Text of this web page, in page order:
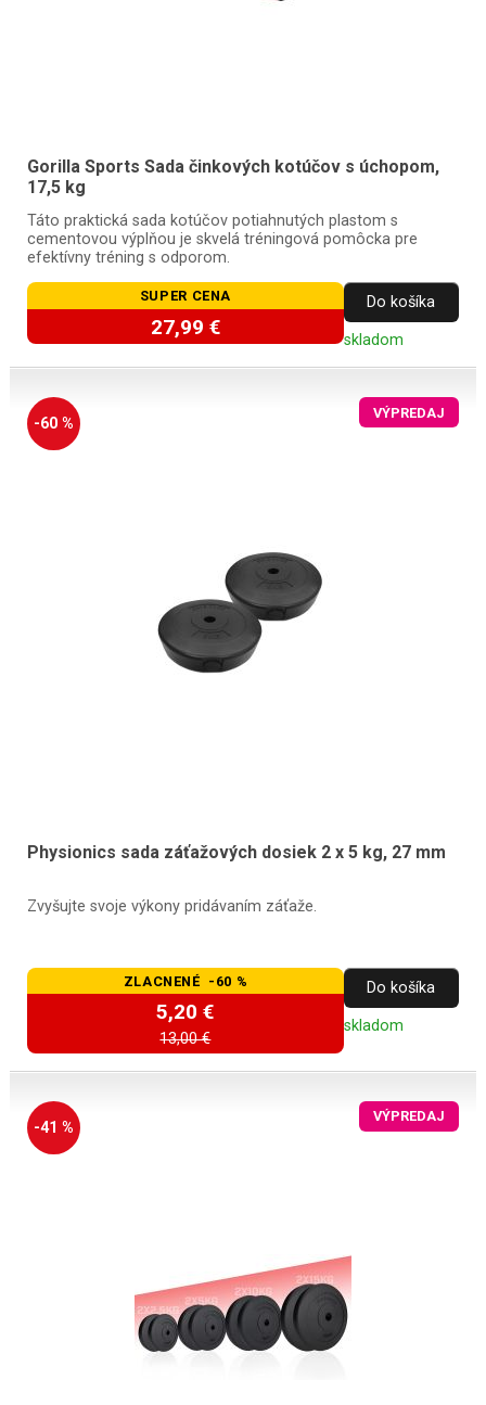
Gorilla Sports Sada činkových kotúčov s úchopom,
17,5 kg
Táto praktická sada kotúčov potiahnutých plastom s
cementovou výplňou je skvelá tréningová pomôcka pre
efektívny tréning s odporom.
SUPER CENA
27,99 €
Do košíka
skladom
-60 %
VÝPREDAJ
Physionics sada záťažových dosiek 2 x 5 kg, 27 mm
Zvyšujte svoje výkony pridávaním záťaže.
ZLACNENÉ -60 %
5,20 €
13,00 €
Do košíka
skladom
-41 %
VÝPREDAJ